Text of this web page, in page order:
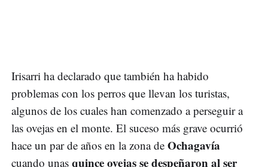
Irisarri ha declarado que también ha habido
problemas con los perros que llevan los turistas,
algunos de los cuales han comenzado a perseguir a
las ovejas en el monte. El suceso más grave ocurrió
hace un par de años en la zona de Ochagavía
cuando unas quince ovejas se despeñaron al ser